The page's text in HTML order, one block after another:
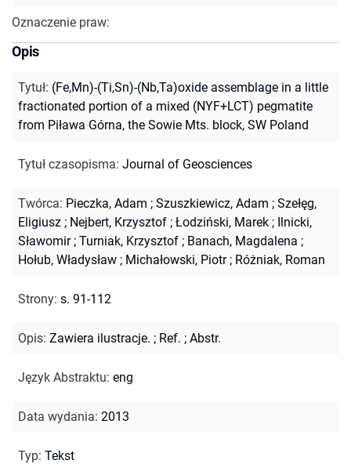
Oznaczenie praw:
Opis
Tytuł: (Fe,Mn)-(Ti,Sn)-(Nb,Ta)oxide assemblage in a little
fractionated portion of a mixed (NYF+LCT) pegmatite
from Piława Górna, the Sowie Mts. block, SW Poland
Tytuł czasopisma: Journal of Geosciences
Twórca: Pieczka, Adam ; Szuszkiewicz, Adam ; Szełęg,
Eligiusz ; Nejbert, Krzysztof ; Łodziński, Marek ; Ilnicki,
Sławomir; Turniak, Krzysztof ; Banach, Magdalena ;
Hołub, Władysław ; Michałowski, Piotr; Różniak, Roman
Strony: s. 91-112
Opis: Zawiera ilustracje. ; Ref. ; Abstr.
Język Abstraktu: eng
Data wydania: 2013
Typ: Tekst